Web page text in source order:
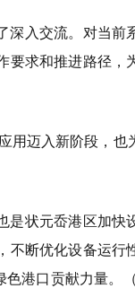
深入交流。对当前
要求和推进路径，
用迈入新阶段，也
是状元岙港区加快
不断优化设备运行
色港口贡献力量。（